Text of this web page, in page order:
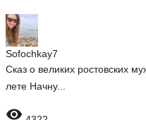
Sofochkay7
Сказ о великих ростовских
лете Начну...
